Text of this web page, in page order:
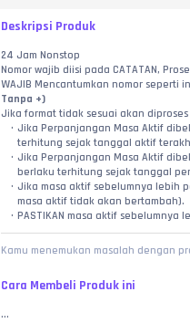
Deskripsi Produk
24 Jam Nonstop
Nomor wajib diisi pada CATATAN,
WAJIB Mencantumkan nomor seperti
Tanpa +)
Jika format tidak sesuai akan
Jika Perpanjangan Masa Aktif
terhitung sejak tanggal aktif
Jika Perpanjangan Masa Aktif
berlaku terhitung sejak tanggal
Jika masa aktif sebelumnya lebih
masa aktif tidak akan bertambah).
PASTIKAN masa aktif sebelumnya
Kamu menemukan masalah dengan
Cara Membeli Produk ini
...